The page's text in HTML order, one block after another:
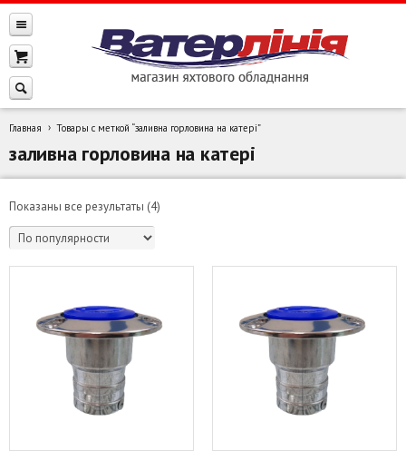
Главная Товары с меткой “заливна горловина на катері”
заливна горловина на катері
Показаны все результаты (4)